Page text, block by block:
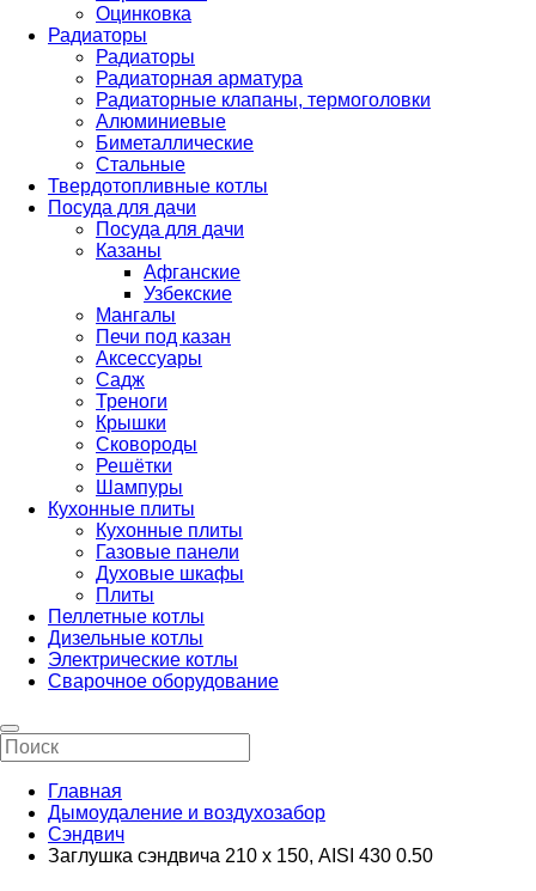
Оцинковка
Радиаторы
Радиаторы
Радиаторная арматура
Радиаторные клапаны, термоголовки
Алюминиевые
Биметаллические
Стальные
Твердотопливные котлы
Посуда для дачи
Посуда для дачи
Казаны
Афганские
Узбекские
Мангалы
Печи под казан
Аксессуары
Садж
Треноги
Крышки
Сковороды
Решётки
Шампуры
Кухонные плиты
Кухонные плиты
Газовые панели
Духовые шкафы
Плиты
Пеллетные котлы
Дизельные котлы
Электрические котлы
Сварочное оборудование
Главная
Дымоудаление и воздухозабор
Сэндвич
Заглушка сэндвича 210 х 150, AISI 430 0.50